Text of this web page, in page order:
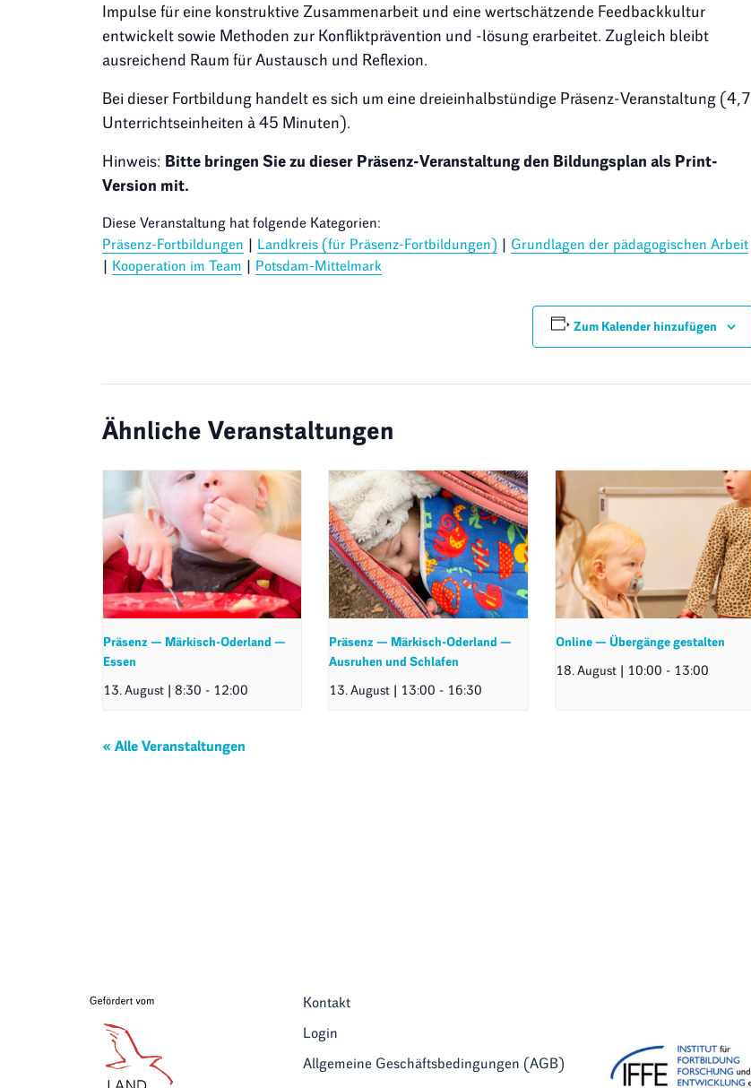
Impulse für eine konstruktive Zusammenarbeit und eine wertschätzende Feedbackkultur
entwickelt sowie Methoden zur Konfliktprävention und -lösung erarbeitet. Zugleich bleibt
ausreichend Raum für Austausch und Reflexion.
Bei dieser Fortbildung handelt es sich um eine dreieinhalbstündige Präsenz-Veranstaltung (4,7
Unterrichtseinheiten à 45 Minuten).
Hinweis: Bitte bringen Sie zu dieser Präsenz-Veranstaltung den Bildungsplan als Print-
Version mit.
Diese Veranstaltung hat folgende Kategorien:
Präsenz-Fortbildungen | Landkreis (für Präsenz-Fortbildungen) | Grundlagen der pädagogischen Arbeit
| Kooperation im Team | Potsdam-Mittelmark
Zum Kalender hinzufügen
Ähnliche Veranstaltungen
Präsenz — Märkisch-Oderland —
Essen
13. August | 8:30 - 12:00
Präsenz — Märkisch-Oderland —
Ausruhen und Schlafen
13. August | 13:00 - 16:30
Online — Übergänge gestalten
18. August | 10:00 - 13:00
« Alle Veranstaltungen
Kontakt
Login
Allgemeine Geschäftsbedingungen (AGB)